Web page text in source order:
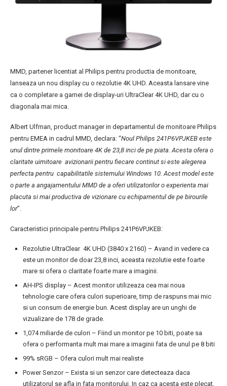
MMD, partener licentiat al Philips pentru productia de monitoare,
lanseaza un nou display cu o rezolutie 4K UHD. Aceasta lansare vine
ca o completare a gamei de display-uri UltraClear 4K UHD, dar cu o
diagonala mai mica.
Albert Ulfman, product manager in departamentul de monitoare Philips
pentru EMEA in cadrul MMD, declara: “Noul Philips 241P6VPJKEB este
unul dintre primele monitoare 4K de 23,8 inci de pe piata. Acesta ofera o
claritate uimitoare avizionarii pentru fiecare continut si este alegerea
perfecta pentru capabilitatile sistemului Windows 10. Acest model este
o parte a angajamentului MMD de a oferi utilizatorilor o experienta mai
placuta si mai productiva de vizionare cu echipamentul de pe birourile
lor”.
Caracteristici principale pentru Philips 241P6VPJKEB:
Rezolutie UltraClear 4K UHD (3840 x 2160) – Avand in vedere ca
este un monitor de doar 23,8 inci, aceasta rezolutie este foarte
mare si ofera o claritate foarte mare a imaginii.
AH-IPS display – Acest monitor utilizeaza cea mai noua
tehnologie care ofera culori superioare, timp de raspuns mai mic
si un consum de energie bun. Acest display are un unghi de
vizualizare de 178 de grade.
1,074 miliarde de culori – Fiind un monitor pe 10 biti, poate sa
ofera o performanta mult mai mare a imaginii fata de unul pe 8 biti
99% sRGB – Ofera culori mult mai realiste
Power Senzor – Exista si un senzor care detecteaza daca
utilizatorul se afla in fata monitorului. In caz ca acesta este plecat,